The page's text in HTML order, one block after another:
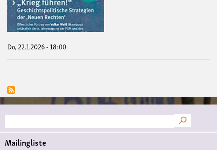
Do, 22.1.2026 - 18:00
Suche
Mailingliste